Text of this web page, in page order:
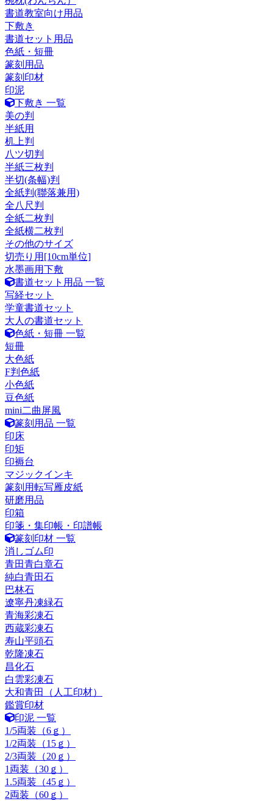
書道教室向け用品
下敷き
書道セット用品
色紙・短冊
篆刻用品
篆刻印材
印泥
下敷き 一覧
美の判
半紙用
机上判
八ツ切判
半紙三枚判
半切(条幅)判
全紙判(聯落兼用)
全八尺判
全紙二枚判
全紙横二枚判
その他のサイズ
切売り用[10cm単位]
水墨画用下敷
書道セット用品 一覧
写経セット
学童書道セット
大人の書道セット
色紙・短冊 一覧
短冊
大色紙
F判色紙
小色紙
豆色紙
mini二曲屏風
篆刻用品 一覧
印床
印矩
印褥台
マジックインキ
篆刻用転写雁皮紙
研磨用品
印箱
印箋・集印帳・印譜帳
篆刻印材 一覧
消しゴム印
青田青白章石
純白青田石
巴林石
遼寧丹凍緑石
青海彩凍石
西蔵彩凍石
寿山平頭石
乾隆凍石
昌化石
白雲彩凍石
大和青田（人工印材）
鑑賞印材
印泥 一覧
1/5両装（6ｇ）
1/2両装（15ｇ）
2/3両装（20ｇ）
1両装（30ｇ）
1.5両装（45ｇ）
2両装（60ｇ）